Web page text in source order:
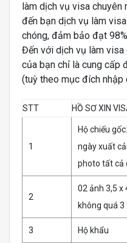
làm dịch vụ visa chuyên
đến bạn dịch vụ làm
chóng, đảm bảo đạt
Đến với dịch vụ làm visa
của bạn chỉ là cung cấp
(tuỳ theo mục đích nhập
STT HỒ SƠ XIN
1
Hộ chiếu
ngày xuất
photo tất cả
2
02 ảnh 3,5 x
không quá
3 Hộ khẩu